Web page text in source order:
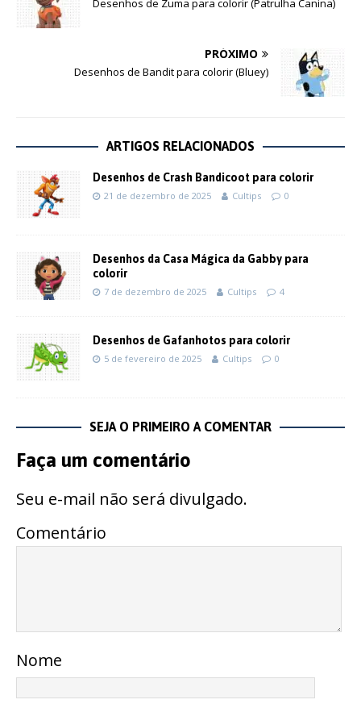
Desenhos de Zuma para colorir (Patrulha Canina)
PRÓXIMO
Desenhos de Bandit para colorir (Bluey)
ARTIGOS RELACIONADOS
Desenhos de Crash Bandicoot para colorir
21 de dezembro de 2025 Cultips 0
Desenhos da Casa Mágica da Gabby para
colorir
7 de dezembro de 2025 Cultips 4
Desenhos de Gafanhotos para colorir
5 de fevereiro de 2025 Cultips 0
SEJA O PRIMEIRO A COMENTAR
Faça um comentário
Seu e-mail não será divulgado.
Comentário
Nome